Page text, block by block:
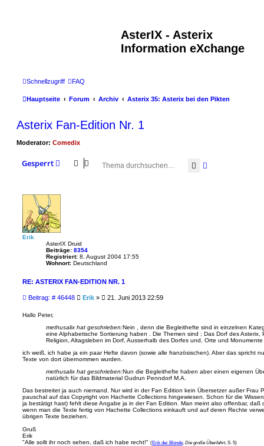
AsterIX - Asterix
Information eXchange
Schnellzugriff FAQ
Hauptseite Forum Archiv Asterix 35: Asterix bei den Pikten
Asterix Fan-Edition Nr. 1
Moderator: Comedix
Gesperrt SucheErweiterte
Erik
AsterIX Druid
Beiträge: 8354
Registriert: 8. August 2004 17:55
Wohnort: Deutschland
RE: ASTERIX FAN-EDITION NR. 1
Beitrag: # 46448B
r
a
Erik » 21. Juni 2013 22:59
Hallo Peter,
methusalix hat geschrieben:Nein , denn die Begleithefte sind in einzelnen
eine Alphabetische Sortierung haben . Die Themen sind ; Das Dorf des Asterix,
Religion, Altagsleben im Dorf, Ausserhalb des Dorfes und, Orte und
ich weiß, ich habe ja ein paar Hefte davon (sowie alle französischen). Aber das spricht
Texte von dort übernommen wurden.
methusalix hat geschrieben:Nun die Begleithefte haben aber einen eigenen
natürlich für das Bildmaterial Gudrun Penndorf M.A.
Das bestreitet ja auch niemand. Nur wird in der Fan Edition kein Übersetzer außer Frau
pauschal auf das Copyright von Hachette Collections hingewiesen. Schon für die
ja bestätigt hast) fehlt diese Angabe ja in der Fan Edition. Man meint also offenbar, daß
wenn man die Texte fertig von Hachette Collections einkauft und auf deren Rechte
übrigen Texte beziehen.
Gruß
Erik
"Alle sollt ihr noch sehen, daß ich habe recht!" (Erik der Blonde Die große Überfahrt, S. 5)